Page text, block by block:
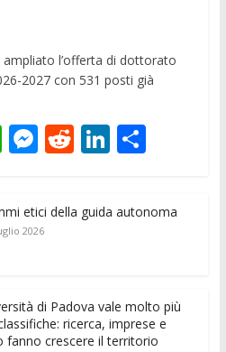
ampliato l’offerta di dottorato
2027 con 531 posti già
W
s
p
M
ss
e
er
R
di
Li
e
C
di
etici della guida autonoma
2026
di Padova vale molto più
ricerca, imprese e
fanno crescere il territorio